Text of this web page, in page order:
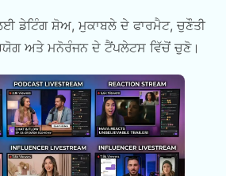
ਡੇਟਿੰਗ ਸ਼ੋਅ, ਮੁਕਾਬਲੇ ਦੇ ਫਾਰਮੈਟ, ਚੁਣੌਤੀ
ਅਤੇ ਮਨੋਰੰਜਨ ਦੇ ਟੈਂਪਲੇਟਸ ਵਿੱਚੋਂ ਚੁਣੋ।